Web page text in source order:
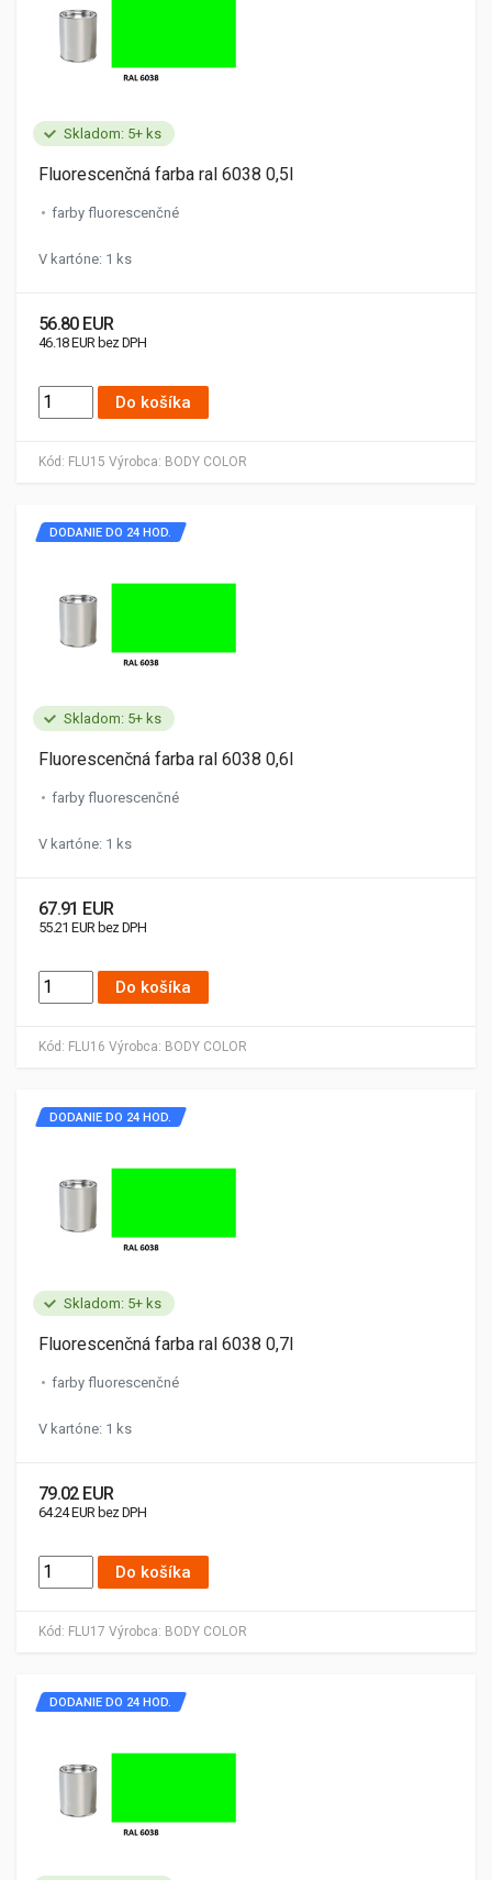
Skladom: 5+ ks
Kód: FLU15 Výrobca: BODY COLOR
Fluorescenčná farba ral 6038 0,5l
farby fluorescenčné
V kartóne: 1 ks
56.80 EUR
46.18 EUR bez DPH
Do košíka
Skladom: 5+ ks
Kód: FLU16 Výrobca: BODY COLOR
DODANIE DO 24 HOD.
Fluorescenčná farba ral 6038 0,6l
farby fluorescenčné
V kartóne: 1 ks
67.91 EUR
55.21 EUR bez DPH
Do košíka
Skladom: 5+ ks
Kód: FLU17 Výrobca: BODY COLOR
DODANIE DO 24 HOD.
Fluorescenčná farba ral 6038 0,7l
farby fluorescenčné
V kartóne: 1 ks
79.02 EUR
64.24 EUR bez DPH
Do košíka
DODANIE DO 24 HOD.